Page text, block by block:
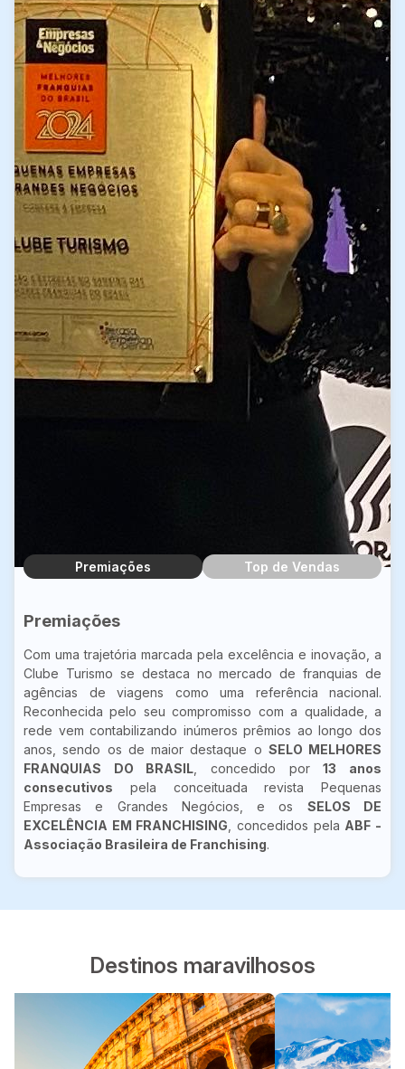
Premiações Top de Vendas
Premiações
Com uma trajetória marcada pela excelência e inovação, a
Clube Turismo se destaca no mercado de franquias de
agências de viagens como uma referência nacional.
Reconhecida pelo seu compromisso com a qualidade, a
rede vem contabilizando inúmeros prêmios ao longo dos
anos, sendo os de maior destaque o SELO MELHORES
FRANQUIAS DO BRASIL, concedido por13 anos
consecutivos pela conceituada revista Pequenas
Empresas e Grandes Negócios, e os SELOS DE
EXCELÊNCIA EM FRANCHISING, concedidos pela ABF -
Associação Brasileira de Franchising.
Destinos maravilhosos